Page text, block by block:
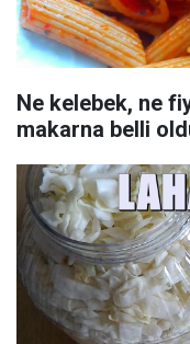
Ne kelebek, ne
makarna belli